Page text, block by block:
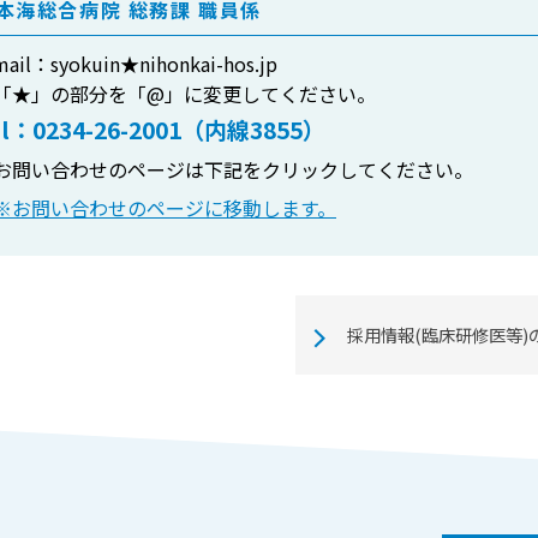
海総合病院 総務課 職員係
：syokuin★nihonkai-hos.jp
」の部分を「@」に変更してください。
0234-26-2001（内線3855）
問い合わせのページは下記をクリックしてください。
問い合わせのページに移動します。
採用情報(臨床研修医等)